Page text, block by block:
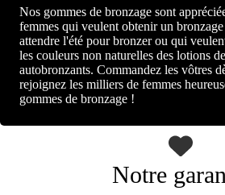
Nos gommes de bronzage sont
femmes qui veulent obtenir un
attendre l'été pour bronzer ou qui
les couleurs non naturelles des lotions
autobronzants. Commandez les vôtres
rejoignez les milliers de femmes
gommes de bronzage !
Notre